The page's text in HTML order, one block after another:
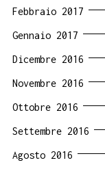
Febbraio 2017
Gennaio 2017
Dicembre 2016
Novembre 2016
Ottobre 2016
Settembre 2016
Agosto 2016